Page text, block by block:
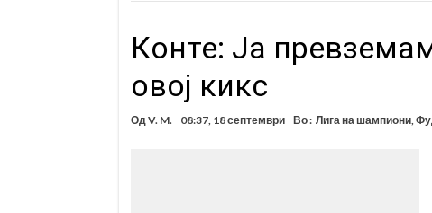
Конте: Ја
овој кикс
Од V. M. 08:37, 18 септември Во : Лига на шампиони,